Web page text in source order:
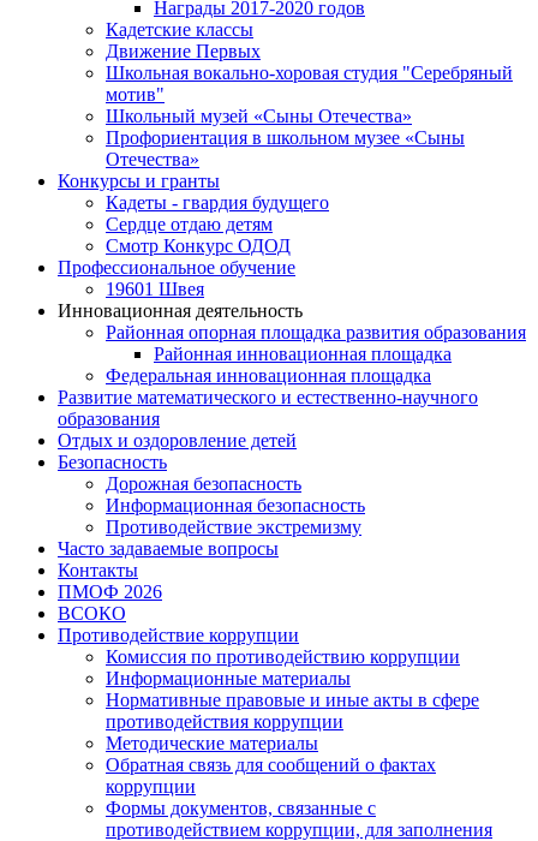
Награды 2017-2020 годов
Кадетские классы
Движение Первых
Школьная вокально-хоровая студия "Серебряный
мотив"
Школьный музей «Сыны Отечества»
Профориентация в школьном музее «Сыны
Отечества»
Конкурсы и гранты
Кадеты - гвардия будущего
Сердце отдаю детям
Смотр Конкурс ОДОД
Профессиональное обучение
19601 Швея
Инновационная деятельность
Районная опорная площадка развития образования
Районная инновационная площадка
Федеральная инновационная площадка
Развитие математического и естественно-научного
образования
Отдых и оздоровление детей
Безопасность
Дорожная безопасность
Информационная безопасность
Противодействие экстремизму
Часто задаваемые вопросы
Контакты
ПМОФ 2026
ВСОКО
Противодействие коррупции
Комиссия по противодействию коррупции
Информационные материалы
Нормативные правовые и иные акты в сфере
противодействия коррупции
Методические материалы
Обратная связь для сообщений о фактах
коррупции
Формы документов, связанные с
противодействием коррупции, для заполнения